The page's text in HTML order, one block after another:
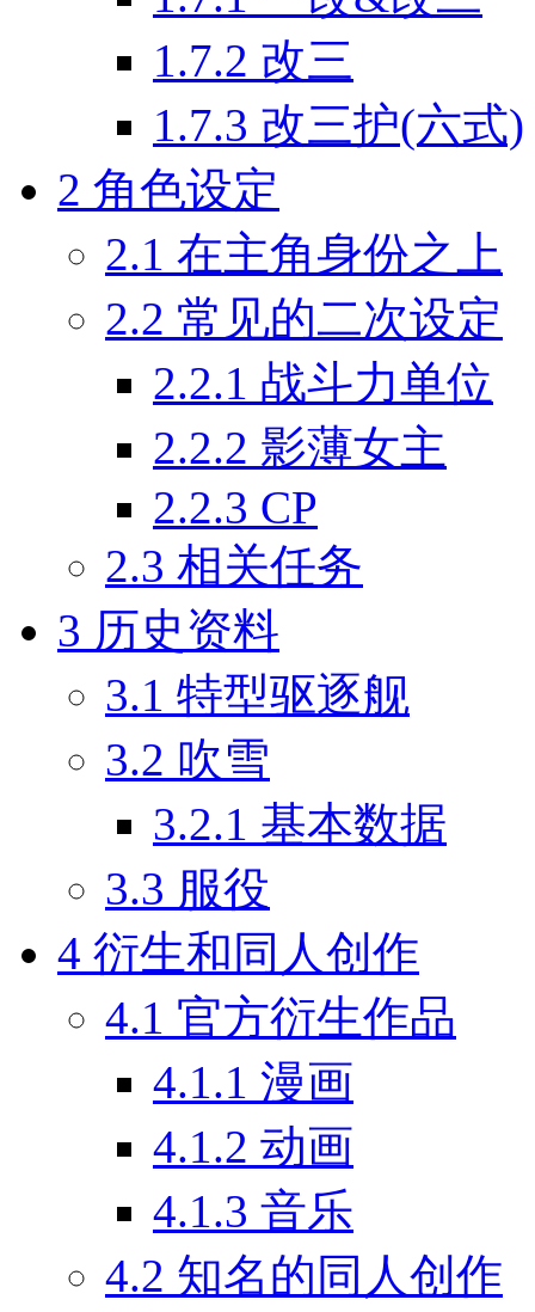
1.7.2 改三
1.7.3 改三护(六式)
2 角色设定
2.1 在主角身份之上
2.2 常见的二次设定
2.2.1 战斗力单位
2.2.2 影薄女主
2.2.3 CP
2.3 相关任务
3 历史资料
3.1 特型驱逐舰
3.2 吹雪
3.2.1 基本数据
3.3 服役
4 衍生和同人创作
4.1 官方衍生作品
4.1.1 漫画
4.1.2 动画
4.1.3 音乐
4.2 知名的同人创作